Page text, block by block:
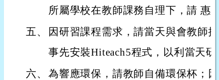
所屬學校在教師課務自理下，請 惠
五、
因研習課程需求，請當天與會教師
事先安裝Hiteach5程式，以利當天
六、 為響應環保，請教師自備環保杯；